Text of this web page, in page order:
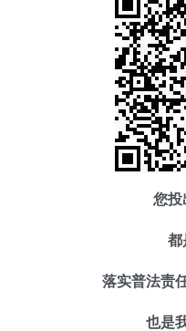
您投
都
落实普法责
也是